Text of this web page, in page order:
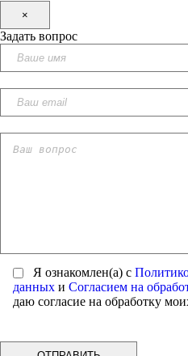
×
Задать вопрос
Я ознакомлен(а) с
данных и Согласием на
даю согласие на обработку